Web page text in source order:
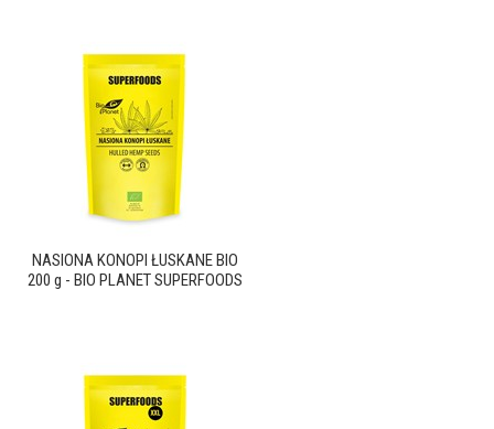
NASIONA KONOPI ŁUSKANE BIO
200 g - BIO PLANET SUPERFOODS